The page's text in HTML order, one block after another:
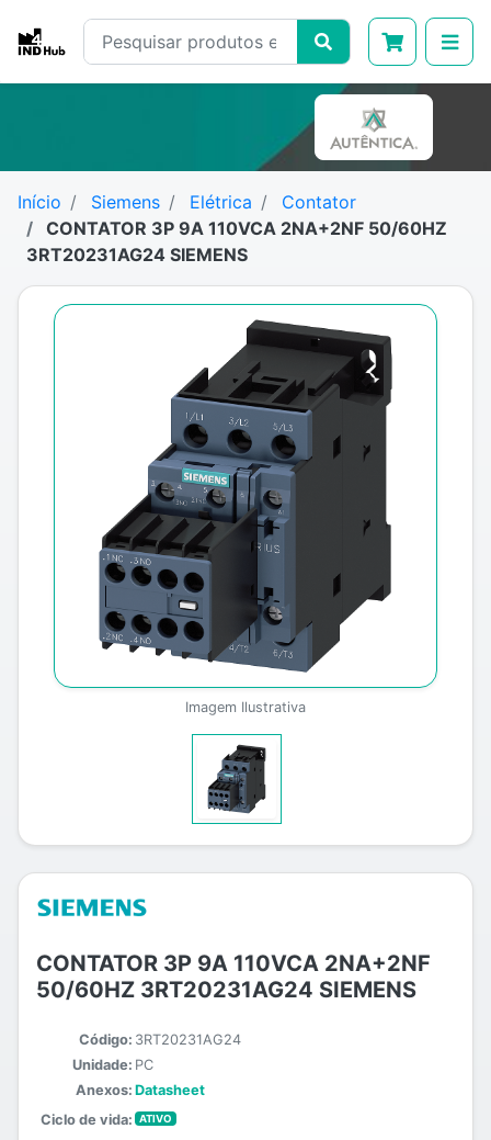
Início Siemens Elétrica
Contator
CONTATOR 3P 9A 110VCA 2NA+2NF 50/60HZ
3RT20231AG24 SIEMENS
Imagem Ilustrativa
CONTATOR 3P 9A 110VCA 2NA+2NF
50/60HZ 3RT20231AG24 SIEMENS
Código: 3RT20231AG24
Unidade: PC
Anexos: Datasheet
Ciclo de vida:
ATIVO